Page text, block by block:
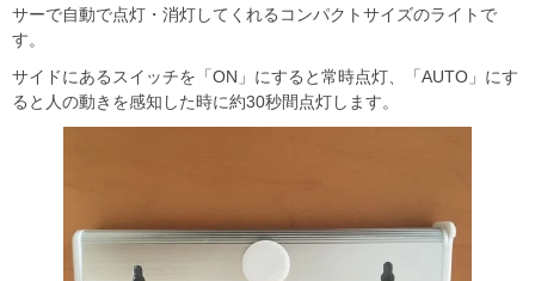
サーで自動で点灯・消灯してくれるコンパクトサイズのライトで
す。
サイドにあるスイッチを「ON」にすると常時点灯、「AUTO」にす
ると人の動きを感知した時に約30秒間点灯します。